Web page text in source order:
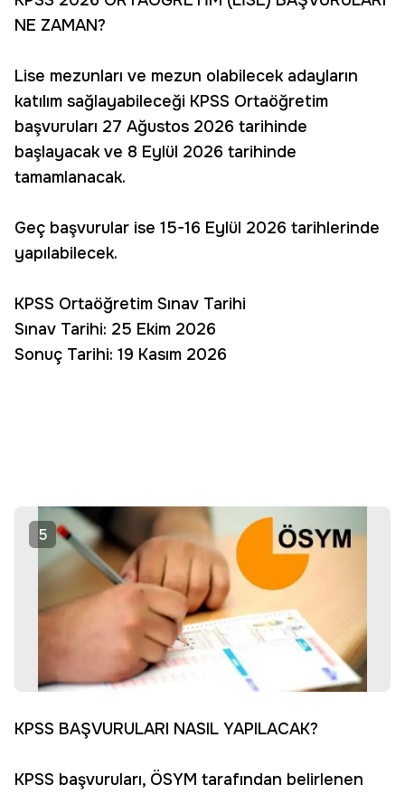
NE ZAMAN?
Lise mezunları ve mezun olabilecek adayların
katılım sağlayabileceği KPSS Ortaöğretim
başvuruları 27 Ağustos 2026 tarihinde
başlayacak ve 8 Eylül 2026 tarihinde
tamamlanacak.
Geç başvurular ise 15-16 Eylül 2026 tarihlerinde
yapılabilecek.
KPSS Ortaöğretim Sınav Tarihi
Sınav Tarihi: 25 Ekim 2026
Sonuç Tarihi: 19 Kasım 2026
5
KPSS BAŞVURULARI NASIL YAPILACAK?
KPSS başvuruları, ÖSYM tarafından belirlenen